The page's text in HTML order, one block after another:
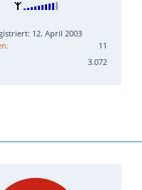
12. April 2003
11
3.072